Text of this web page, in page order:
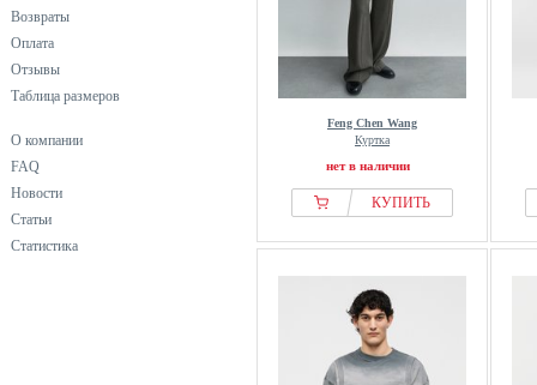
Возвраты
Оплата
Отзывы
Таблица размеров
О компании
FAQ
Новости
Статьи
Статистика
Feng Chen Wang
Куртка
нет в наличии
КУПИТЬ